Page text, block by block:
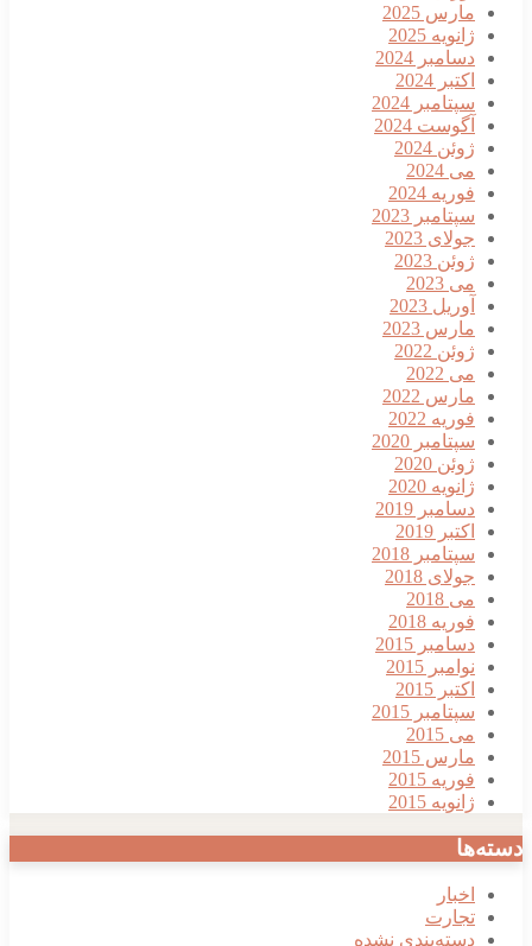
مارس 2025
ژانویه 2025
دسامبر 2024
اکتبر 2024
سپتامبر 2024
آگوست 2024
ژوئن 2024
می 2024
فوریه 2024
سپتامبر 2023
جولای 2023
ژوئن 2023
می 2023
آوریل 2023
مارس 2023
ژوئن 2022
می 2022
مارس 2022
فوریه 2022
سپتامبر 2020
ژوئن 2020
ژانویه 2020
دسامبر 2019
اکتبر 2019
سپتامبر 2018
جولای 2018
می 2018
فوریه 2018
دسامبر 2015
نوامبر 2015
اکتبر 2015
سپتامبر 2015
می 2015
مارس 2015
فوریه 2015
ژانویه 2015
دسته‌ها
اخبار
تجارت
دسته‌بندی نشده